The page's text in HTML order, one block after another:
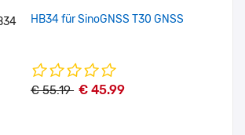
HB34 für SinoGNSS T30 GNSS
€ 55.19 € 45.99